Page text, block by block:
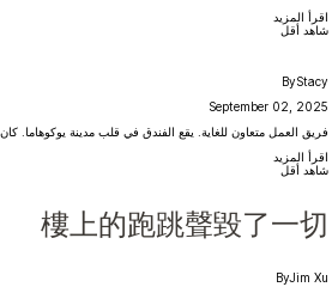
اقرأ المزيد
شاهد أقل
ByStacy
September 02, 2025
فريق العمل متعاون للغاية. يقع الفندق في قلب مدينة يوكوهاما.
اقرأ المزيد
شاهد أقل
樓上的跑跳聲毀了一切
ByJim Xu